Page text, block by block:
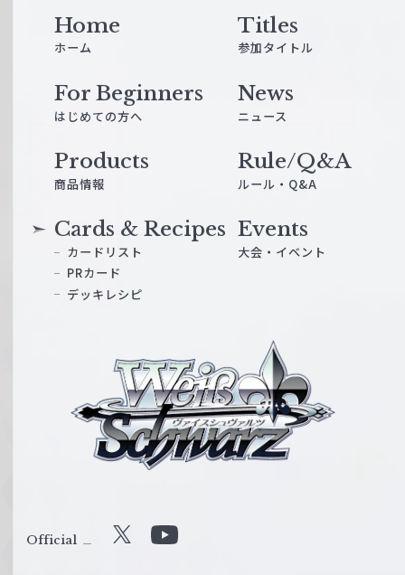
ス
ル
Home
ホーム
Titles
参加タイトル
For Beginners
はじめての方へ
News
ニュース
Products
商品情報
Cards & Recipes
カードリスト
PRカード
デッキレシピ
Events
大会・イベント
Rule/Q&A
ルール・Q&A
Official X